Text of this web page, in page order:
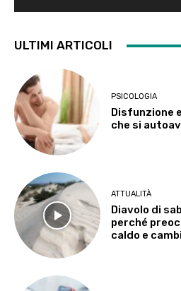
ULTIMI ARTICOLI
PSICOLOGIA
Disfunzione
che si
ATTUALITÀ
Diavolo di
perché
caldo e